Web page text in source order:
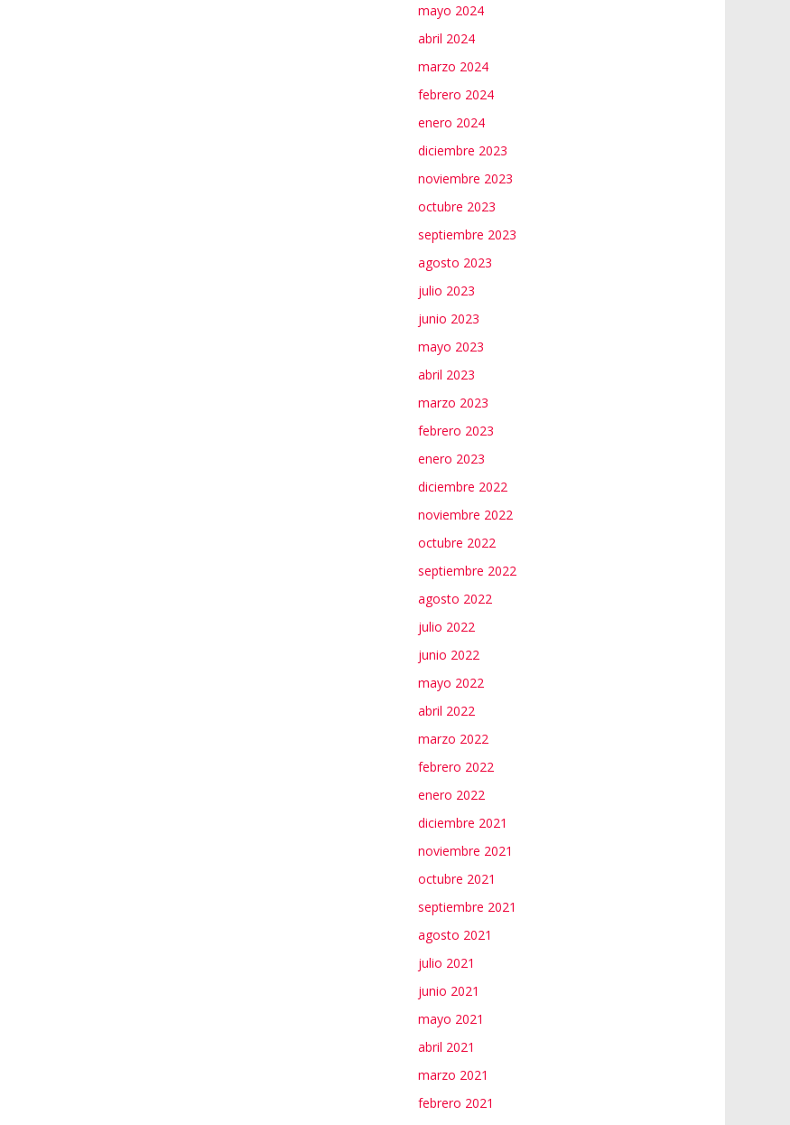
mayo 2024
abril 2024
marzo 2024
febrero 2024
enero 2024
diciembre 2023
noviembre 2023
octubre 2023
septiembre 2023
agosto 2023
julio 2023
junio 2023
mayo 2023
abril 2023
marzo 2023
febrero 2023
enero 2023
diciembre 2022
noviembre 2022
octubre 2022
septiembre 2022
agosto 2022
julio 2022
junio 2022
mayo 2022
abril 2022
marzo 2022
febrero 2022
enero 2022
diciembre 2021
noviembre 2021
octubre 2021
septiembre 2021
agosto 2021
julio 2021
junio 2021
mayo 2021
abril 2021
marzo 2021
febrero 2021